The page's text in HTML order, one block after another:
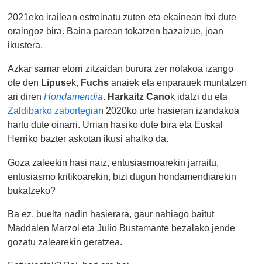
2021eko irailean estreinatu zuten eta ekainean itxi dute
oraingoz bira. Baina parean tokatzen bazaizue, joan
ikustera.
Azkar samar etorri zitzaidan burura zer nolakoa izango
ote den Lipusek, Fuchs anaiek eta enparauek muntatzen
ari direnHondamendia. Harkaitz Canok idatzi du eta
Zaldibarko zabortegian 2020ko urte hasieran izandakoa
hartu dute oinarri. Urrian hasiko dute bira eta Euskal
Herriko bazter askotan ikusi ahalko da.
Goza zaleekin hasi naiz, entusiasmoarekin jarraitu,
entusiasmo kritikoarekin, bizi dugun hondamendiarekin
bukatzeko?
Ba ez, buelta nadin hasierara, gaur nahiago baitut
Maddalen Marzol eta Julio Bustamante bezalako jende
gozatu zalearekin geratzea.